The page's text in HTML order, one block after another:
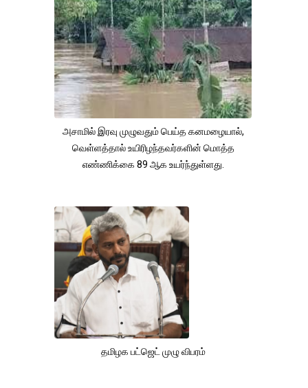
அசாமில் இரவு முழுவதும் பெய்த கனமழையால்,
வெள்ளத்தால் உயிரிழந்தவர்களின் மொத்த
எண்ணிக்கை 89 ஆக உயர்ந்துள்ளது.
தமிழக பட்ஜெட் முழு விபரம்